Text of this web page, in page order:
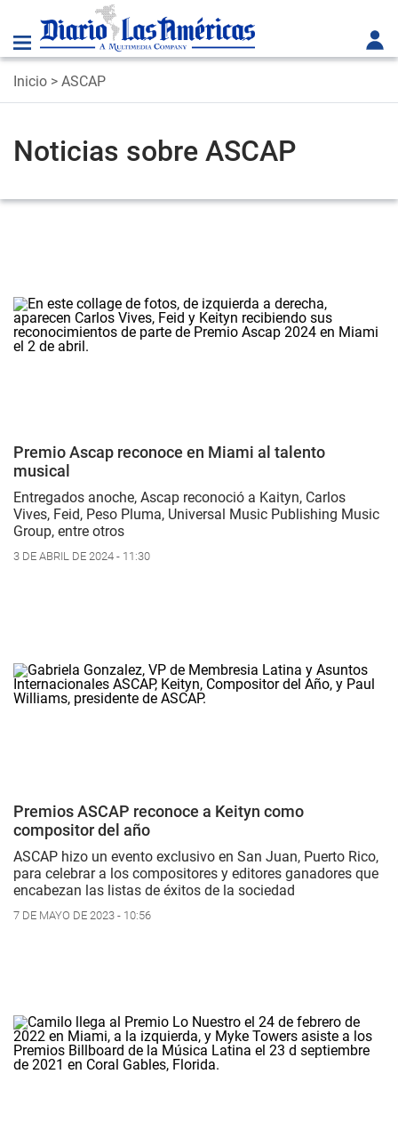
Inicio > ASCAP
Noticias sobre ASCAP
Premio Ascap reconoce en Miami al talento
musical
Entregados anoche, Ascap reconoció a Kaityn, Carlos
Vives, Feid, Peso Pluma, Universal Music Publishing Music
Group, entre otros
3 DE ABRIL DE 2024 - 11:30
Premios ASCAP reconoce a Keityn como
compositor del año
ASCAP hizo un evento exclusivo en San Juan, Puerto Rico,
para celebrar a los compositores y editores ganadores que
encabezan las listas de éxitos de la sociedad
7 DE MAYO DE 2023 - 10:56